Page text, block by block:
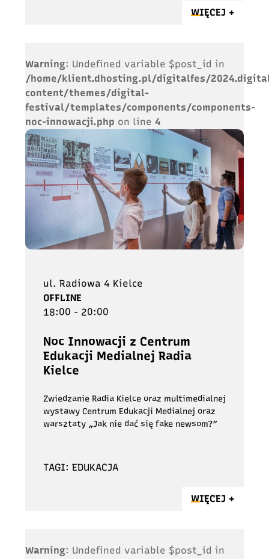
WIĘCEJ +
Warning: Undefined variable $post_id in
/home/klient.dhosting.pl/digitalfes/
content/themes/digital-
festival/templates/components/components-
noc-innowacji.php on line 4
ul. Radiowa 4 Kielce
OFFLINE
18:00 - 20:00
Noc Innowacji z Centrum
Edukacji Medialnej Radia
Kielce
Zwiedzanie Radia Kielce oraz multimedialnej
wystawy Centrum Edukacji Medialnej oraz
warsztaty „Jak nie dać się fake newsom?”
TAGI: EDUKACJA
WIĘCEJ +
Warning: Undefined variable $post_id in